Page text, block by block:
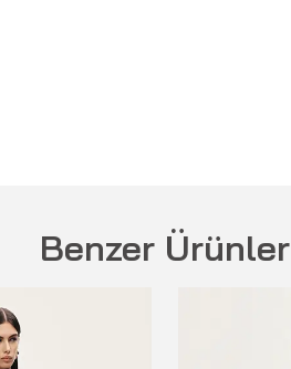
Benzer Ürünler